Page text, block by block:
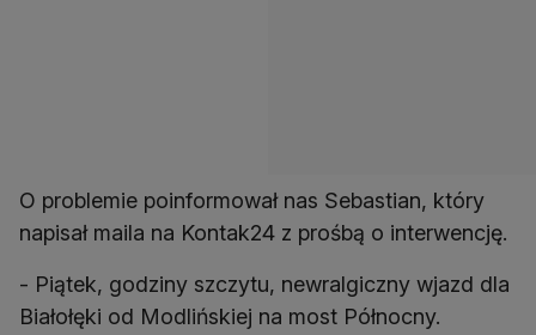
O problemie poinformował nas Sebastian, który
napisał maila na Kontak24 z prośbą o interwencję.
- Piątek, godziny szczytu, newralgiczny wjazd dla
Białołęki od Modlińskiej na most Północny.